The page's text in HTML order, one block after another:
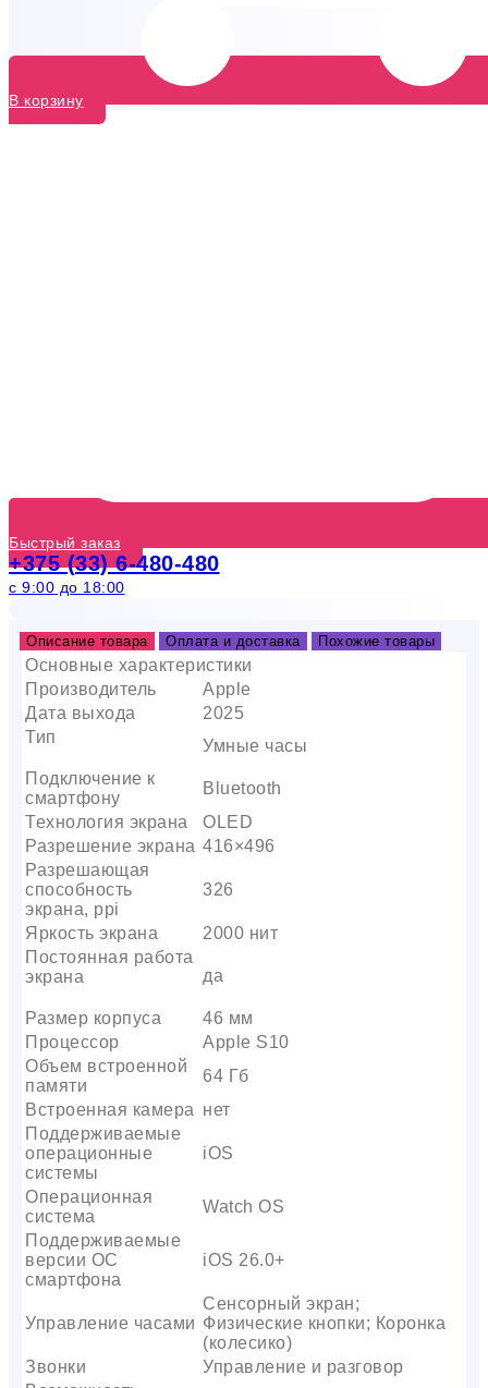
В корзину
Быстрый заказ
+375 (33) 6-480-480
с 9:00 до 18:00
Описание товара Оплата и доставка Похожие товары
Основные характеристики
Производитель
Apple
Дата выхода
2025
Тип
Умные часы
Подключение к
смартфону
Bluetooth
Технология экрана
OLED
Разрешение экрана 416×496
Разрешающая
способность
экрана, ppi
326
Яркость экрана
2000 нит
Постоянная работа
экрана
да
Размер корпуса
46 мм
Процессор
Apple S10
Объем встроенной
памяти
64 Гб
Встроенная камера нет
Поддерживаемые
операционные
системы
iOS
Операционная
система
Watch OS
Поддерживаемые
версии ОС
смартфона
iOS 26.0+
Управление часами
Сенсорный экран;
Физические кнопки; Коронка
(колесико)
Звонки
Управление и разговор